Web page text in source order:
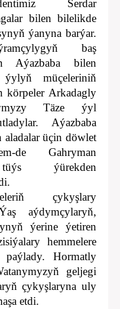
Serdar
bilen bilelikde
ýanyna barýar.
baş
Aýazbaba bilen
müçeleriniň
körpeler Arkadagly
Täze ýyl
Aýazbaba
aladalar üçin döwlet
de Gahryman
ýürekden
çykyşlary
aýdymçylaryň,
ýerine ýetiren
hemmelere
Hormatly
geljegi
çykyşlaryna uly
etdi.